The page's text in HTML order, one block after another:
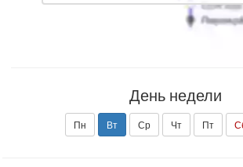
День недели
Пн Вт Ср Чт Пт